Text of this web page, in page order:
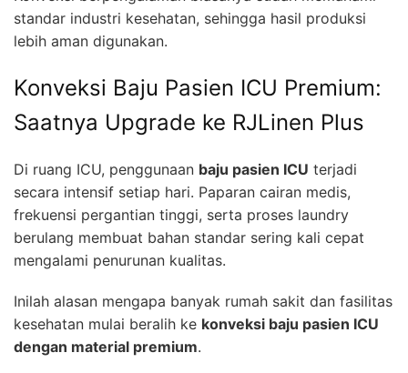
standar industri kesehatan, sehingga hasil produksi
lebih aman digunakan.
Konveksi Baju Pasien ICU Premium:
Saatnya Upgrade ke RJLinen Plus
Di ruang ICU, penggunaan baju pasien ICU terjadi
secara intensif setiap hari. Paparan cairan medis,
frekuensi pergantian tinggi, serta proses laundry
berulang membuat bahan standar sering kali cepat
mengalami penurunan kualitas.
Inilah alasan mengapa banyak rumah sakit dan fasilitas
kesehatan mulai beralih ke konveksi baju pasien ICU
dengan material premium.